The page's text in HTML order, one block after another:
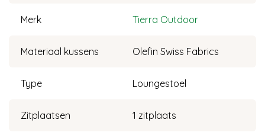
Merk Tierra Outdoor
Materiaal kussens Olefin Swiss Fabrics
Type Loungestoel
Zitplaatsen 1 zitplaats